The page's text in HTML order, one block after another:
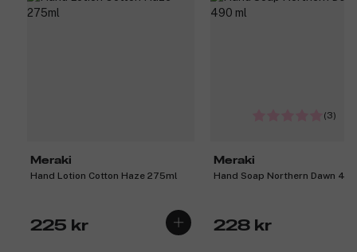
Meraki
Hand Lotion Cotton Haze 275ml
225 kr
(3)
Meraki
Hand Soap Northern Dawn
228 kr